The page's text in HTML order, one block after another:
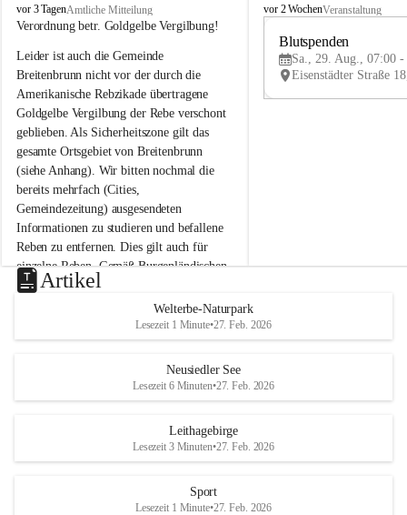
B
r
i
t
e
n
b
r
u
n
n
a
m
N
e
u
s
d
S
vor 3 TagenAmtliche Mitteilung
Verordnung betr. Goldgelbe Vergilbung!
Leider ist auch die Gemeinde
Breitenbrunn nicht vor der durch die
Amerikanische Rebzikade übertragene
Goldgelbe Vergilbung der Rebe verschont
geblieben. Als Sicherheitszone gilt das
gesamte Ortsgebiet von Breitenbrunn
(siehe Anhang). Wir bitten nochmal die
bereits mehrfach (Cities,
Gemeindezeitung) ausgesendeten
Informationen zu studieren und befallene
Reben zu entfernen. Dies gilt auch für
einzelne Reben. Gemäß Burgenländischen
Weinbaugesetz sind nicht gepflegte oder
unzulässige Weingärten zu roden! Bitte
helfen wir zusammen um unsere Winzer
vor den prognostizierten Ernteausfällen
und den daraus folgenden wirtschaftlichen
Maßnahmen zur Bekämpfung
Rebe und der Amerikanischen
B
e
u
e
d
r
S
vor 2 WochenVeranstaltung
Blutspenden
Sa., 29. Aug., 07:00 -
Artikel
Welterbe-Naturpark
Lesezeit 1 Minute•27. Feb. 2026
Neusiedler See
Lesezeit 6 Minuten•27. Feb. 2026
Leithagebirge
Lesezeit 3 Minuten•27. Feb. 2026
Sport
Lesezeit 1 Minute•27. Feb. 2026